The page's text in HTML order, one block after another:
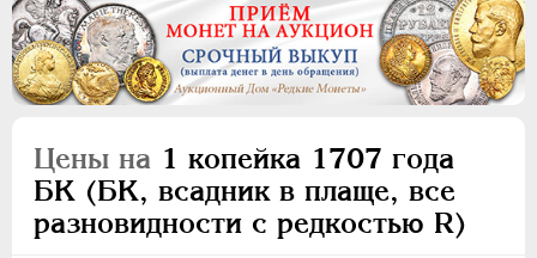
Цены на 1 копейка 1707 года
БК (БК, всадник в плаще, все
разновидности с редкостью R)
ПEТР I 1699 - 1725
Серебро
Медь
5 копеек